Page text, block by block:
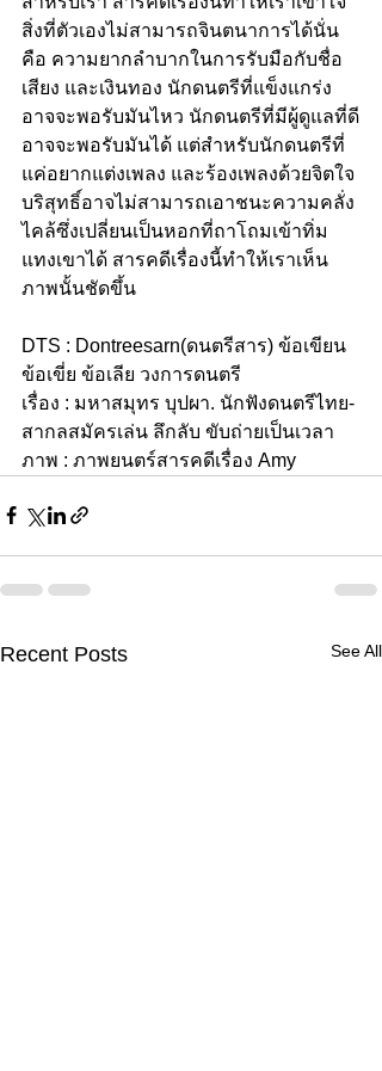
สิ่งที่ตัวเองไม่สามารถจินตนาการได้นั่น
คือ ความยากลำบากในการรับมือกับชื่อ
เสียง และเงินทอง นักดนตรีที่แข็งแกร่ง
อาจจะพอรับมันไหว นักดนตรีที่มีผู้ดูแลที่ดี
อาจจะพอรับมันได้ แต่สำหรับนักดนตรีที่
แค่อยากแต่งเพลง และร้องเพลงด้วยจิตใจ
บริสุทธิ์อาจไม่สามารถเอาชนะความคลั่ง
ไคล้ซึ่งเปลี่ยนเป็นหอกที่ถาโถมเข้าทิ่ม
แทงเขาได้ สารคดีเรื่องนี้ทำให้เราเห็น
ภาพนั้นชัดขึ้น
DTS : Dontreesarn(ดนตรีสาร) ข้อเขียน
ข้อเขี่ย ข้อเลีย วงการดนตรี
เรื่อง : มหาสมุทร บุปผา. นักฟังดนตรีไทย-
สากลสมัครเล่น ลึกลับ ขับถ่ายเป็นเวลา
ภาพ : ภาพยนตร์สารคดีเรื่อง Amy
Recent Posts See All